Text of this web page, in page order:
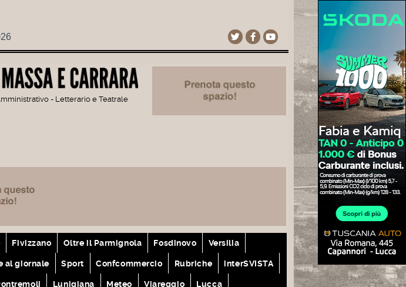
- Letterario e Teatrale
Fivizzano Oltre il Parmignola Fosdinovo Versilia
al giornale Sport Confcommercio Rubriche interSVISTA
Lunigiana Meteo Viareggio Lucca